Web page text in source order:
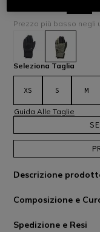
Prezzo più basso negli
Seleziona Taglia
XS S M
Guida Alle Taglie
Descrizione
Composizione e
Spedizione e Resi